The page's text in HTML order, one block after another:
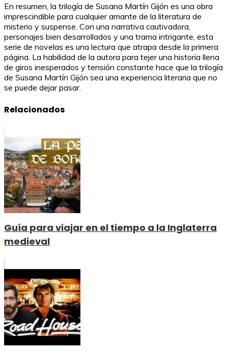
En resumen, la trilogía de Susana Martín Gijón es una obra
imprescindible para cualquier amante de la literatura de
misterio y suspense. Con una narrativa cautivadora,
personajes bien desarrollados y una trama intrigante, esta
serie de novelas es una lectura que atrapa desde la primera
página. La habilidad de la autora para tejer una historia llena
de giros inesperados y tensión constante hace que la trilogía
de Susana Martín Gijón sea una experiencia literaria que no
se puede dejar pasar.
Relacionados
Guía para viajar en el tiempo a la Inglaterra
medieval